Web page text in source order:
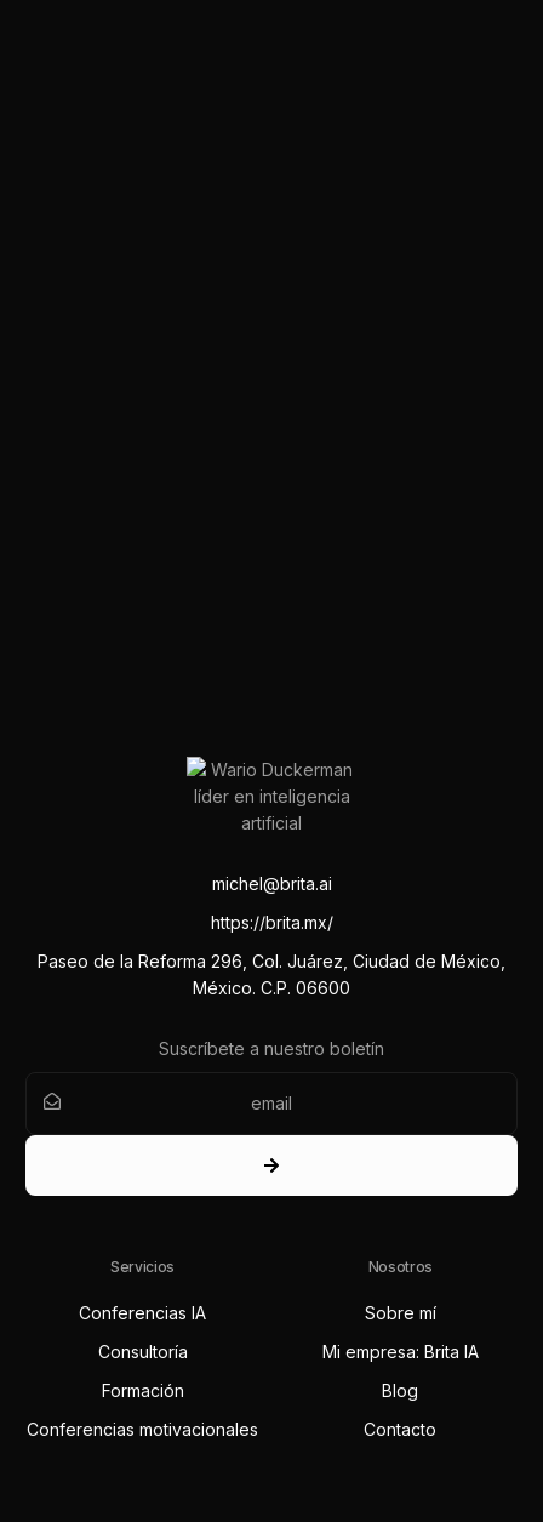
michel@brita.ai
https://brita.mx/
Paseo de la Reforma 296, Col. Juárez, Ciudad de México,
México. C.P. 06600
Suscríbete a nuestro boletín
Servicios
Conferencias IA
Consultoría
Formación
Conferencias motivacionales
Nosotros
Sobre mí
Mi empresa: Brita IA
Blog
Contacto